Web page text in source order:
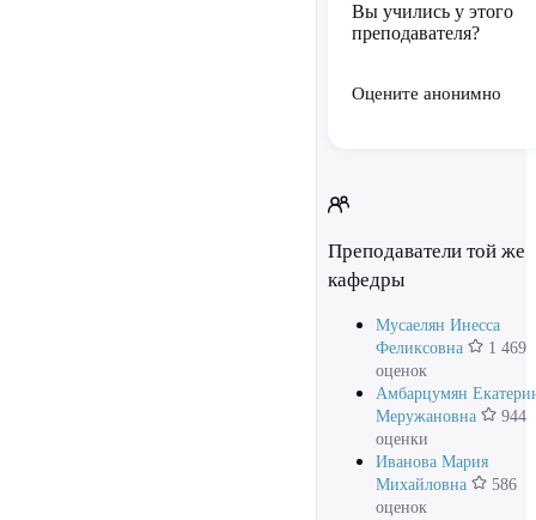
Вы учились у этого
преподавателя?
Оцените анонимно
Преподаватели той же
кафедры
Мусаелян Инесса
Феликсовна
1 469
оценок
Амбарцумян
Меружановна
944
оценки
Иванова Мария
Михайловна
586
оценок